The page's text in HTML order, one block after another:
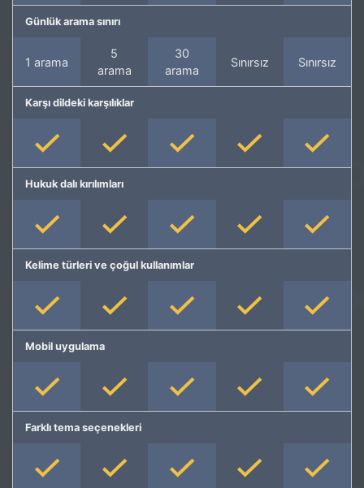
Günlük arama sınırı
1 arama
5
arama
30
arama
Sınırsız Sınırsız
Karşı dildeki karşılıklar
Hukuk dalı kırılımları
Kelime türleri ve çoğul kullanımlar
Mobil uygulama
Farklı tema seçenekleri